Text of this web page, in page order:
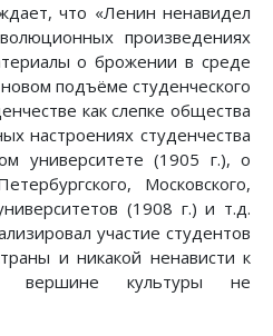
что «Ленин ненавидел
произведениях
о брожении в среде
подъёме студенческого
как слепке общества
настроениях студенчества
университете (1905 г.), о
Московского,
(1908 г.) и т.д.
участие студентов
и никакой ненависти к
вершине культуры не